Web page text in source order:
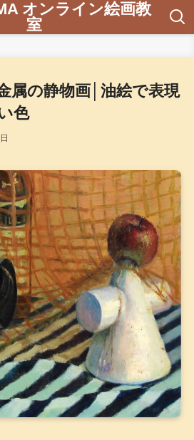
オンライン絵画教
室
属の静物画│油絵で表現
色